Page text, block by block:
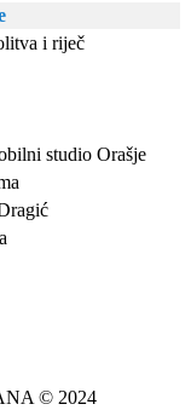
i riječ
studio Orašje
© 2024